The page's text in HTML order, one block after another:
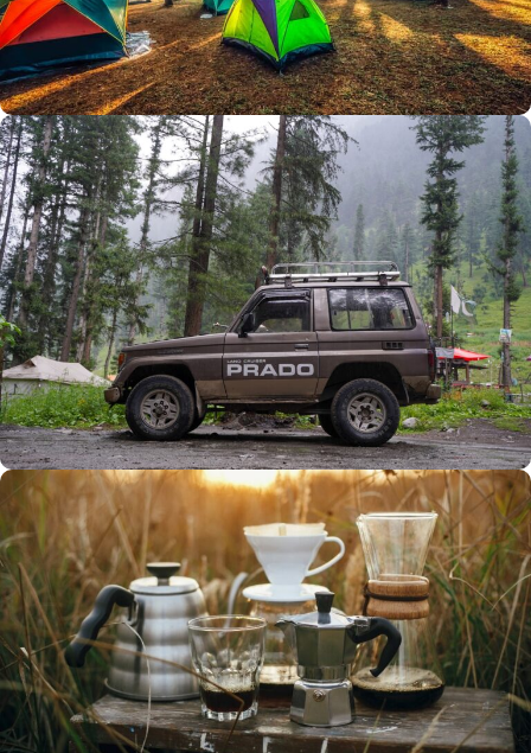
Büyük Yaz İndirimi
0
Günler
00
Hr
00
Min
00
SSK
Alışverişe Başla
ARAÇ AKSESUARLARI
SATIŞ VE MONTAJ
Keşfet